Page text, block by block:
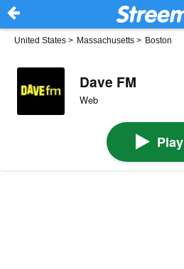
United States > Massachusetts > Boston
Dave FM
Web
Play